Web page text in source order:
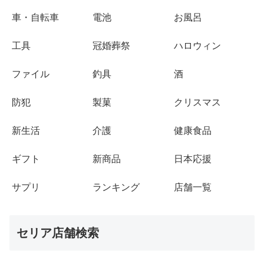
車・自転車 電池 お風呂
工具 冠婚葬祭 ハロウィン
ファイル 釣具 酒
防犯 製菓 クリスマス
新生活 介護 健康食品
ギフト 新商品 日本応援
サプリ ランキング 店舗一覧
セリア店舗検索